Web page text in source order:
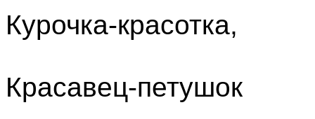
Курочка-красотка,
Красавец-петушок